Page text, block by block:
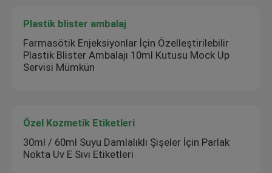
Plastik blister ambalaj
Farmasötik Enjeksiyonlar İçin Özelleştirilebilir
Plastik Blister Ambalajı 10ml Kutusu Mock Up
Servisi Mümkün
Özel Kozmetik Etiketleri
30ml / 60ml Suyu Damlalıklı Şişeler İçin Parlak
Nokta Uv E Sıvı Etiketleri